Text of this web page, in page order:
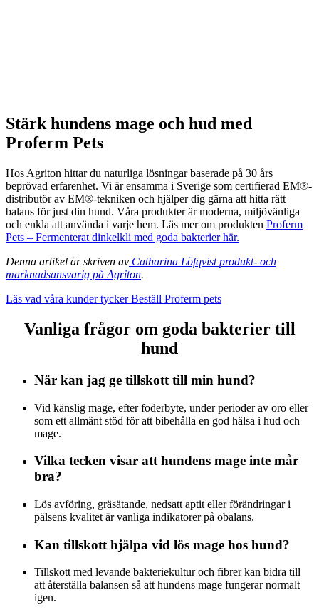
Stärk hundens mage och hud med
Proferm Pets
Hos Agriton hittar du naturliga lösningar baserade på 30 års
beprövad erfarenhet. Vi är ensamma i Sverige som certifierad EM®-
distributör av EM®-tekniken och hjälper dig gärna att hitta rätt
balans för just din hund. Våra produkter är moderna, miljövänliga
och enkla att använda i varje hem. Läs mer om produkten Proferm
Pets – Fermenterat dinkelkli med goda bakterier här.
Denna artikel är skriven av Catharina Löfqvist produkt- och
marknadsansvarig på Agriton.
Läs vad våra kunder tyckerBeställ Proferm pets
Vanliga frågor om goda bakterier till
hund
När kan jag ge tillskott till min hund?
Vid känslig mage, efter foderbyte, under perioder av oro eller
som ett allmänt stöd för att bibehålla en god hälsa i hud och
mage.
Vilka tecken visar att hundens mage inte mår
bra?
Lös avföring, gräsätande, nedsatt aptit eller förändringar i
pälsens kvalitet är vanliga indikatorer på obalans.
Kan tillskott hjälpa vid lös mage hos hund?
Tillskott med levande bakteriekultur och fibrer kan bidra till
att återställa balansen så att hundens mage fungerar normalt
igen.